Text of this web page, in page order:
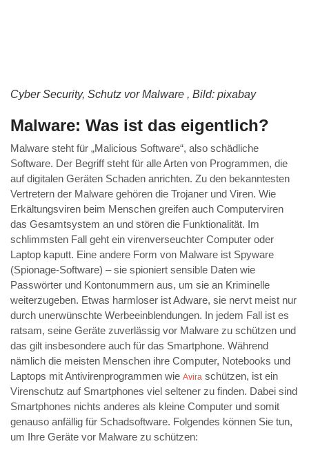
Cyber Security, Schutz vor Malware , Bild: pixabay
Malware: Was ist das eigentlich?
Malware steht für „Malicious Software“, also schädliche
Software. Der Begriff steht für alle Arten von Programmen, die
auf digitalen Geräten Schaden anrichten. Zu den bekanntesten
Vertretern der Malware gehören die Trojaner und Viren. Wie
Erkältungsviren beim Menschen greifen auch Computerviren
das Gesamtsystem an und stören die Funktionalität. Im
schlimmsten Fall geht ein virenverseuchter Computer oder
Laptop kaputt. Eine andere Form von Malware ist Spyware
(Spionage-Software) – sie spioniert sensible Daten wie
Passwörter und Kontonummern aus, um sie an Kriminelle
weiterzugeben. Etwas harmloser ist Adware, sie nervt meist nur
durch unerwünschte Werbeeinblendungen. In jedem Fall ist es
ratsam, seine Geräte zuverlässig vor Malware zu schützen und
das gilt insbesondere auch für das Smartphone. Während
nämlich die meisten Menschen ihre Computer, Notebooks und
Laptops mit Antivirenprogrammen wie Avira schützen, ist ein
Virenschutz auf Smartphones viel seltener zu finden. Dabei sind
Smartphones nichts anderes als kleine Computer und somit
genauso anfällig für Schadsoftware. Folgendes können Sie tun,
um Ihre Geräte vor Malware zu schützen: